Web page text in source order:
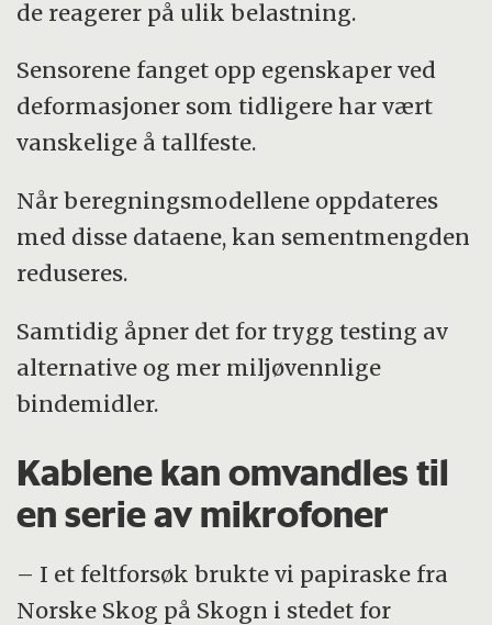
de reagerer på ulik belastning.
Sensorene fanget opp egenskaper ved
deformasjoner som tidligere har vært
vanskelige å tallfeste.
Når beregningsmodellene oppdateres
med disse dataene, kan sementmengden
reduseres.
Samtidig åpner det for trygg testing av
alternative og mer miljøvennlige
bindemidler.
Kablene kan omvandles til
en serie av mikrofoner
– I et feltforsøk brukte vi papiraske fra
Norske Skog på Skogn i stedet for